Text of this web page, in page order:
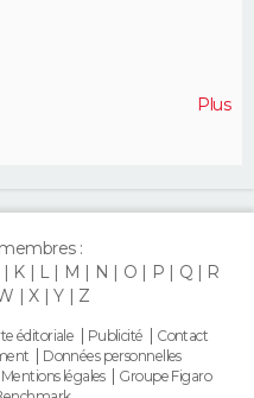
Plus
:
K L M N O P Q
R
X Y Z
éditoriale Publicité
Contact
Données personnelles
Mentions légales
Groupe Figaro